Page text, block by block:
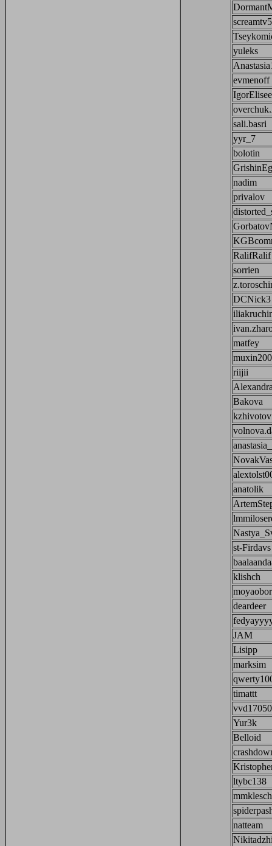
screamtv5
yuleks
evmenoff
sali.basri
yyr_7
bolotin
nadim
privalov
RalifRalif
sorrien
DCNick3
matfey
riijii
Bakova
kzhivotov
anatolik
st-Firdavs
klishch
deardeer
JAM
Lisipp
marksim
timattt
Yur3k
Belloid
ltybc138
natteam